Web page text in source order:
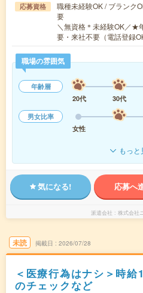
応募資格
職種未経験OK / ブランク
要
＼無資格＊未経験OK／★
要・来社不要（電話登録
職場の雰囲気
年齢層
20代
30代
男女比率
女性
もっと
気になる! 応募へ
派遣会社 株式会社
未読 掲載日 2026/07/28
＜医療行為はナシ＞時
のチェックなど